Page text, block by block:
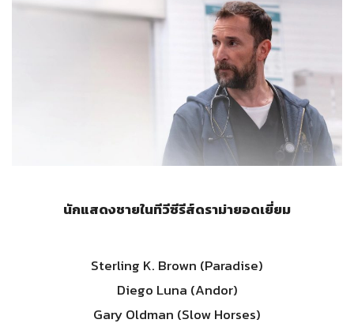
นักแสดงชายในทีวีซีรีส์ดราม่ายอดเยี่ยม
Sterling K. Brown (Paradise)
Diego Luna (Andor)
Gary Oldman (Slow Horses)